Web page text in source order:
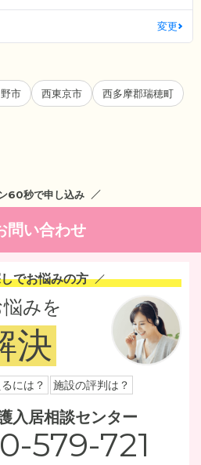
変更
市 西東京市 西多摩郡瑞穂町
60秒で申し込み
問い合わせ
でお悩みの方
みを
決
には？ 施設の評判は？
入居相談センター
579-721